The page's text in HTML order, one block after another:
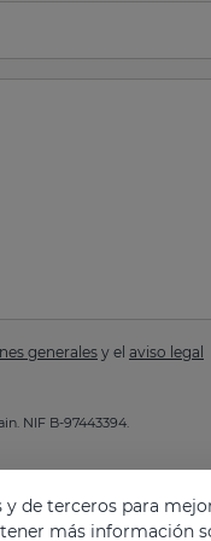
generales y el aviso legal
NIF B-97443394.
de terceros para
más información